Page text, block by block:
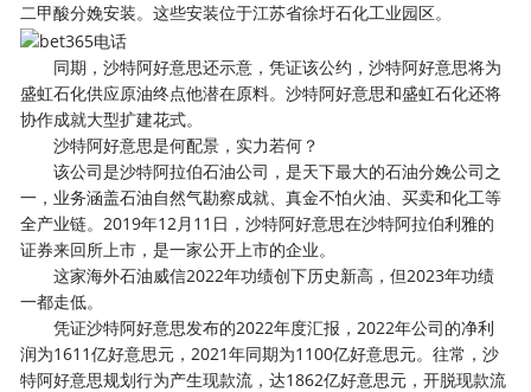
二甲酸分娩安装。这些安装位于江苏省徐圩石化工业园区。
同期，沙特阿好意思还示意，凭证该公约，沙特阿好意思将为
盛虹石化供应原油终点他潜在原料。沙特阿好意思和盛虹石化还将
协作成就大型扩建花式。
沙特阿好意思是何配景，实力若何？
该公司是沙特阿拉伯石油公司，是天下最大的石油分娩公司之
一，业务涵盖石油自然气勘察成就、真金不怕火油、买卖和化工等
全产业链。2019年12月11日，沙特阿好意思在沙特阿拉伯利雅的
证券来回所上市，是一家公开上市的企业。
这家海外石油威信2022年功绩创下历史新高，但2023年功绩
一都走低。
凭证沙特阿好意思发布的2022年度汇报，2022年公司的净利
润为1611亿好意思元，2021年同期为1100亿好意思元。往常，沙
特阿好意思规划行为产生现款流，达1862亿好意思元，开脱现款流